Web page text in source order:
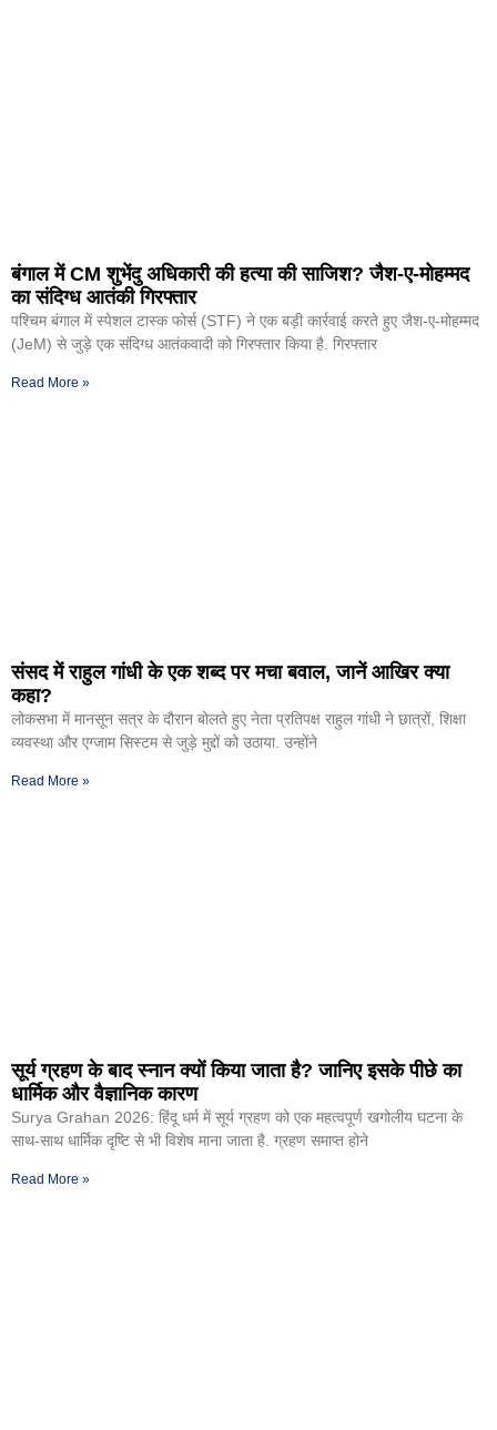
बंगाल में CM शुभेंदु अधिकारी की हत्या की साजिश? जैश-ए-मोहम्मद
का संदिग्ध आतंकी गिरफ्तार
पश्चिम बंगाल में स्पेशल टास्क फोर्स (STF) ने एक बड़ी कार्रवाई करते हुए जैश-ए-मोहम्मद
(JeM) से जुड़े एक संदिग्ध आतंकवादी को गिरफ्तार किया है. गिरफ्तार
Read More »
संसद में राहुल गांधी के एक शब्द पर मचा बवाल, जानें आखिर क्या
कहा?
लोकसभा में मानसून सत्र के दौरान बोलते हुए नेता प्रतिपक्ष राहुल गांधी ने छात्रों, शिक्षा
व्यवस्था और एग्जाम सिस्टम से जुड़े मुद्दों को उठाया. उन्होंने
Read More »
सूर्य ग्रहण के बाद स्नान क्यों किया जाता है? जानिए इसके पीछे का
धार्मिक और वैज्ञानिक कारण
Surya Grahan 2026: हिंदू धर्म में सूर्य ग्रहण को एक महत्वपूर्ण खगोलीय घटना के
साथ-साथ धार्मिक दृष्टि से भी विशेष माना जाता है. ग्रहण समाप्त होने
Read More »